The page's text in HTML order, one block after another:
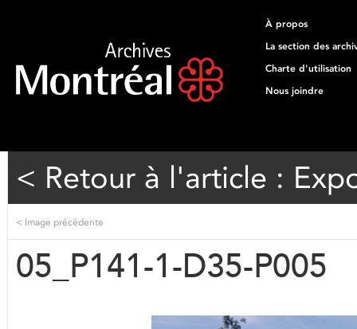
À propos
La section des
Charte d'utilisation
Nous joindre
< Retour à l'article :
< Image précédente
05_P141-1-D35-P005